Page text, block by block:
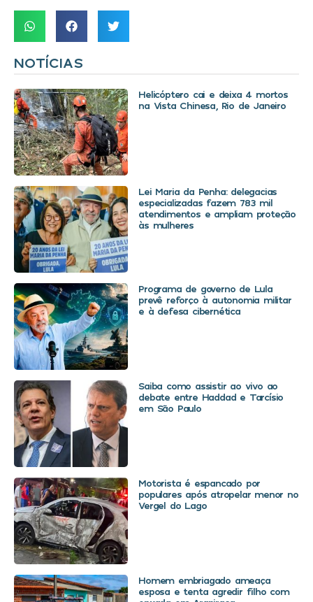
NOTÍCIAS
Helicóptero cai e deixa 4 mortos
na Vista Chinesa, Rio de Janeiro
Lei Maria da Penha: delegacias
especializadas fazem 783 mil
atendimentos e ampliam proteção
às mulheres
Programa de governo de Lula
prevê reforço à autonomia militar
e à defesa cibernética
Saiba como assistir ao vivo ao
debate entre Haddad e Tarcísio
em São Paulo
Motorista é espancado por
populares após atropelar menor no
Vergel do Lago
Homem embriagado ameaça
esposa e tenta agredir filho com